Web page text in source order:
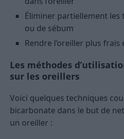
Éliminer partiellement
ou de sébum
Rendre l’oreiller plus
Les méthodes
sur les oreillers
Voici quelques techniques
bicarbonate dans le but de
un oreiller :